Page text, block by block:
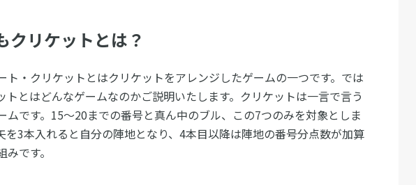
クリケットとは？
ト・クリケットとはクリケットをアレンジしたゲームの一つです。では
トとはどんなゲームなのかご説明いたします。クリケットは一言で言う
ムです。15～20までの番号と真ん中のブル、この7つのみを対象としま
を3本入れると自分の陣地となり、4本目以降は陣地の番号分点数が加算
です。